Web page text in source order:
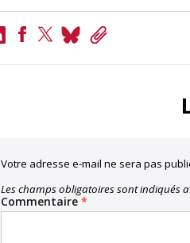
LinkedIn
BlueskyCopy
Votre adresse e-mail ne sera pas
Les champs obligatoires sont indiqués
Commentaire *